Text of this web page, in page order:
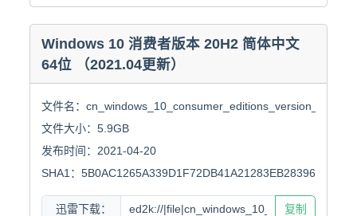
Windows 10 消费者版本 20H2 简体中文
64位 （2021.04更新）
文件名：
文件大小：5.9GB
发布时间：2021-04-20
SHA1：5B0AC1265A339D1F72DB41A21283EB2839642020
迅雷下载： 复制